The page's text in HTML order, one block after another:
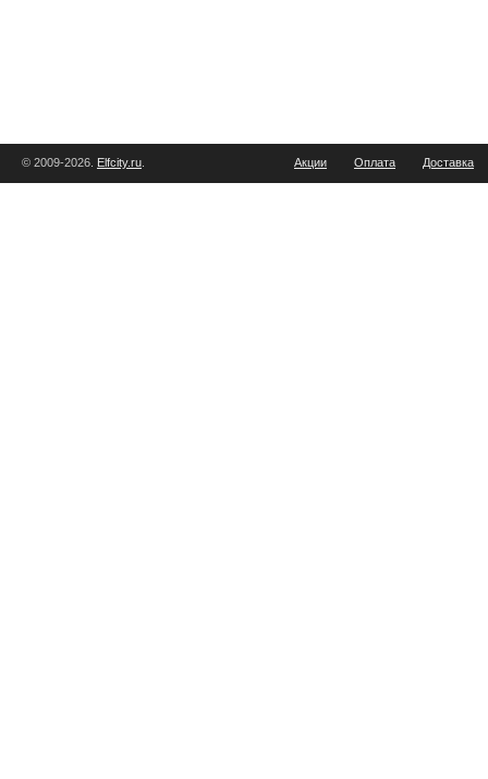
© 2009-2026. Elfcity.ru Акции Оплата Доставка